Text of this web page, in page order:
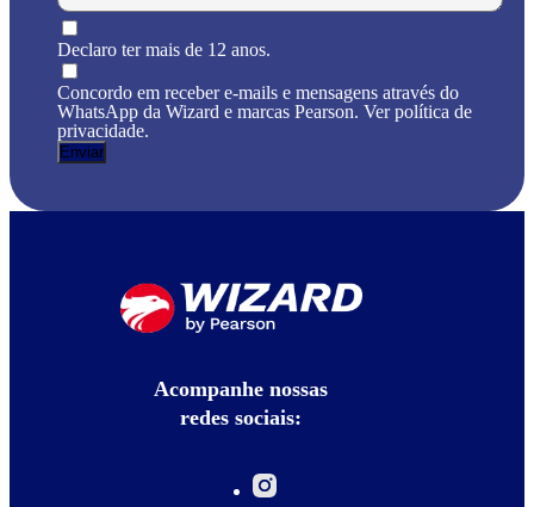
Declaro ter mais de 12 anos.
Concordo em receber e-mails e mensagens através do
WhatsApp da Wizard e marcas Pearson. Ver política de
privacidade.
Acompanhe nossas
redes sociais: